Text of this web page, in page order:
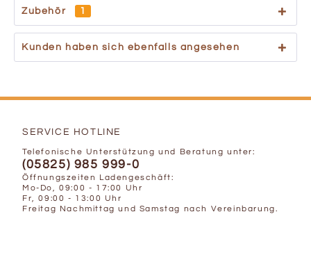
Zubehör 1
Kunden haben sich ebenfalls angesehen
SERVICE HOTLINE
Telefonische Unterstützung und Beratung unter:
(05825) 985 999-0
Öffnungszeiten Ladengeschäft:
Mo-Do, 09:00 - 17:00 Uhr
Fr, 09:00 - 13:00 Uhr
Freitag Nachmittag und Samstag nach Vereinbarung.